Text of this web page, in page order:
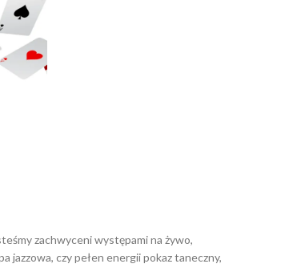
zachwyceni występami na żywo,
czy pełen energii pokaz taneczny,